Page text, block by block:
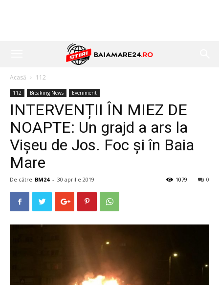
Acasă 112
112 Breaking News Eveniment
INTERVENȚII ÎN MIEZ DE
NOAPTE: Un grajd a ars la
Vișeu de Jos. Foc și în Baia
Mare
De către BM24 - 30 aprilie 2019 0
1079